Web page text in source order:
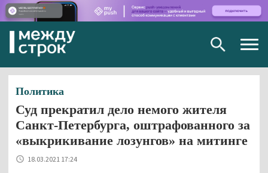
Политика
Суд прекратил дело немого жителя
Санкт-Петербурга, оштрафованного за
«выкрикивание лозунгов» на митинге
18.03.2021 17:24